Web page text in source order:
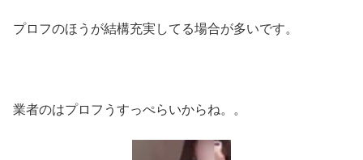
プロフのほうが結構充実してる場合が多いです。
業者のはプロフうすっぺらいからね。。